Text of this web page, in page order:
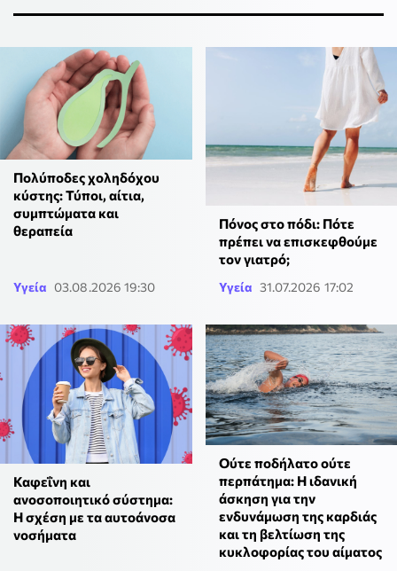
Πολύποδες χοληδόχου
κύστης: Τύποι, αίτια,
συμπτώματα και
θεραπεία
Υγεία 03.08.2026 19:30
Πόνος στο πόδι: Πότε
πρέπει να επισκεφθούμε
τον γιατρό;
Υγεία 31.07.2026 17:02
Καφεΐνη και
ανοσοποιητικό σύστημα:
Η σχέση με τα αυτοάνοσα
νοσήματα
Ούτε ποδήλατο ούτε
περπάτημα: Η ιδανική
άσκηση για την
ενδυνάμωση της καρδιάς
και τη βελτίωση της
κυκλοφορίας του αίματος